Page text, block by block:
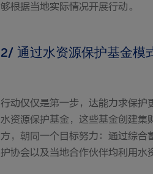
够根据当地实际情况开展行动。
2/ 通过水资源保护基金模
行动仅仅是第一步，达能力求保护
水资源保护基金，这些基金创建集
方，朝同一个目标努力：通过综合
护协会以及当地合作伙伴均利用水